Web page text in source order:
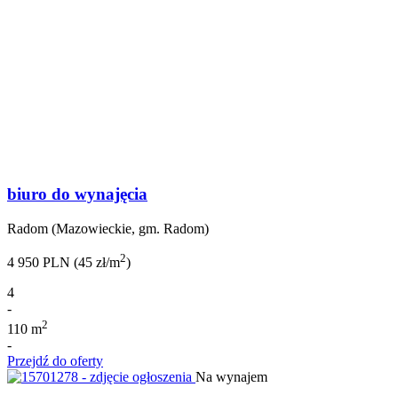
biuro do wynajęcia
Radom (Mazowieckie, gm. Radom)
4 950 PLN (45 zł/m2)
4
-
110 m2
-
Przejdź do oferty
Na wynajem